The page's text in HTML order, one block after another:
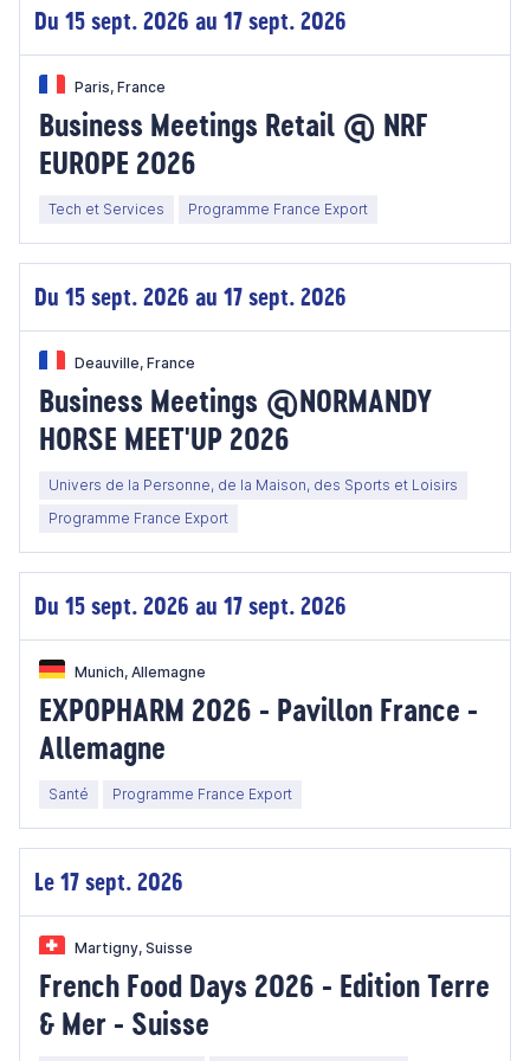
Du 15 sept. 2026 au 17 sept. 2026
Paris, France
Business Meetings Retail @ NRF
EUROPE 2026
Tech et Services Programme France Export
Du 15 sept. 2026 au 17 sept. 2026
Deauville, France
Business Meetings @NORMANDY
HORSE MEET'UP 2026
Univers de la Personne, de la Maison, des Sports et Loisirs
Programme France Export
Du 15 sept. 2026 au 17 sept. 2026
Munich, Allemagne
EXPOPHARM 2026 - Pavillon France -
Allemagne
Santé Programme France Export
Le 17 sept. 2026
Martigny, Suisse
French Food Days 2026 - Edition Terre
& Mer - Suisse